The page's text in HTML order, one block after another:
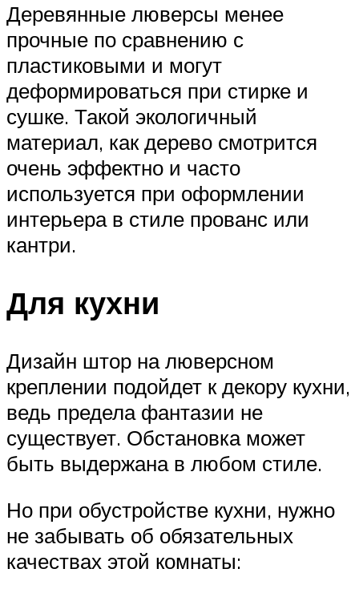
Деревянные люверсы менее
прочные по сравнению с
пластиковыми и могут
деформироваться при стирке и
сушке. Такой экологичный
материал, как дерево смотрится
очень эффектно и часто
используется при оформлении
интерьера в стиле прованс или
кантри.
Для кухни
Дизайн штор на люверсном
креплении подойдет к декору кухни,
ведь предела фантазии не
существует. Обстановка может
быть выдержана в любом стиле.
Но при обустройстве кухни, нужно
не забывать об обязательных
качествах этой комнаты: